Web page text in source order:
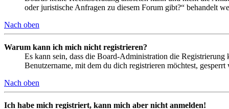
oder juristische Anfragen zu diesem Forum gibt?“ behandelt
Nach oben
Warum kann ich mich nicht registrieren?
Es kann sein, dass die Board-Administration die Registrierung
Benutzername, mit dem du dich registrieren möchtest,
Nach oben
Ich habe mich registriert, kann mich aber nicht anmelden!